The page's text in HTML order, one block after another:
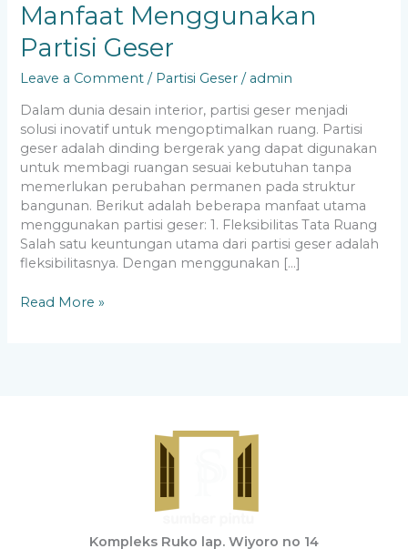
Manfaat Menggunakan
Partisi Geser
Leave a Comment / Partisi Geser / admin
Dalam dunia desain interior, partisi geser menjadi
solusi inovatif untuk mengoptimalkan ruang. Partisi
geser adalah dinding bergerak yang dapat digunakan
untuk membagi ruangan sesuai kebutuhan tanpa
memerlukan perubahan permanen pada struktur
bangunan. Berikut adalah beberapa manfaat utama
menggunakan partisi geser: 1. Fleksibilitas Tata Ruang
Salah satu keuntungan utama dari partisi geser adalah
fleksibilitasnya. Dengan menggunakan […]
Read More »
Kompleks Ruko lap. Wiyoro no 14